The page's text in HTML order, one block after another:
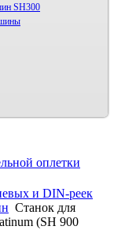
SH300
и DIN-реек
Станок для
(SH 900